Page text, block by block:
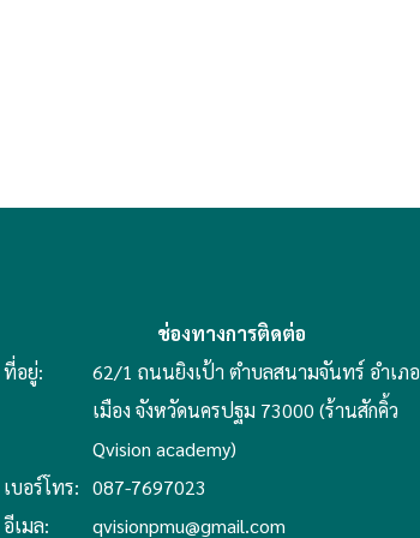
ช่องทางการติดต่อ
ที่อยู่:
62/1 ถนนยิงเป้า ตำบลสนามจันทร์ อำเภอ
เมือง จังหวัดนครปฐม 73000 (ร้านสักคิ้ว
Qvision academy)
เบอร์โทร: 087-7697023
อีเมล:
qvisionpmu@gmail.com